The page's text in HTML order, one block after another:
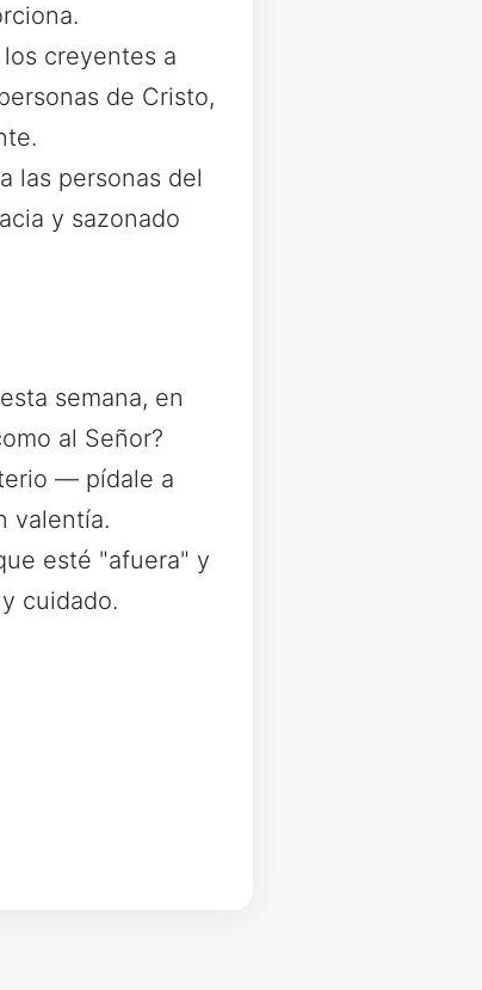
creyentes a
de Cristo,
las personas del
y sazonado
semana, en
al Señor?
— pídale a
valentía.
esté "afuera" y
cuidado.